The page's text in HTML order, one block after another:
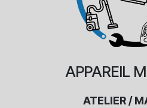
APPAREIL
ATELIER /